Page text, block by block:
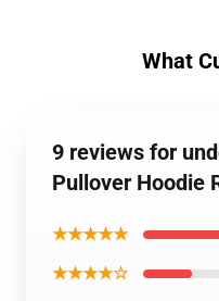
What
9 reviews for
Pullover Hoodie
★★★★★
★★★★☆